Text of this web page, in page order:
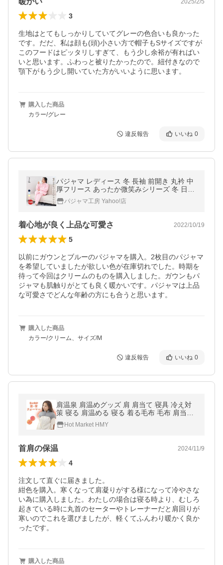
3
生地はとてもしっかりしていてグレーの色合いも良かった
です。だだ、私は顔も(頭)小さい方で帽子もSサイズですが
このフードはピッタリしすぎて、もう少し余裕が有ればい
いと思います。ふわっと被りたかったので。紐付きなので
顎下がもう少し開いていた方がいいように思います。
購入した商品
カラー/グレー
違反報告 いいね 0
パジャマ レディース 冬 長袖 前開き 丸衿 中
厚フリース あったか微笑みシリーズ 冬 日本
製 0920
パジャマ工房 Yahoo!店
着心地が良く上品な可愛さ 2022/10/19
5
以前にガウンとブルーのパジャマを購入。2枚目のパジャマ
を希望していましたが欲しい色が在庫切れでした。時期を
待って今回はクリームのものを購入しました。ガウンもパ
ジャマも肌触りがとても良く暖かいです。パジャマは上品
な可愛さでどんな年齢の方にも合うと思います。
購入した商品
カラー/クリーム、サイズ/M
違反報告 いいね 0
肩温泉 肩温めグッズ 肩 肩当て 寝具 冷え対
策 寝る 肩温める 寝る 着る毛布 毛布 肩当て
グッズ 毛布 茜堂
Hot Market HMY
首肩の保温 2024/11/9
4
注文して直ぐに届きました。
紺色を購入。寒くなって肩凝りがする様になって冷やさな
い為に購入しました。わたしの場合は寝る時より、むしろ
起きている時に丸首のセーターやトレーナーだと肩回りが
寒いのでこれを選びましたが、軽くてふんわり暖かく良か
ったです。
購入した商品